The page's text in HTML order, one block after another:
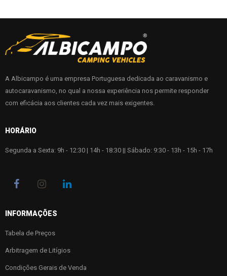
A Albicampo é uma empresa Portuguesa dedicada ao caravanismo e
autocaravanismo, no qual a nossa experiência nos permite responder
com eficácia aos clientes cada vez mais exigentes.
HORÁRIO
Segunda a Sexta: 9h - 12:30 | 14h - 18:30 || Sábado: 9:30 - 13h - 15h - 17h
INFORMAÇÕES
Tabela de Preços
Arbitragem de Litígios
Condições Gerais de Venda